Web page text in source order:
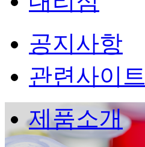
공지사항
관련사이트
제품소개